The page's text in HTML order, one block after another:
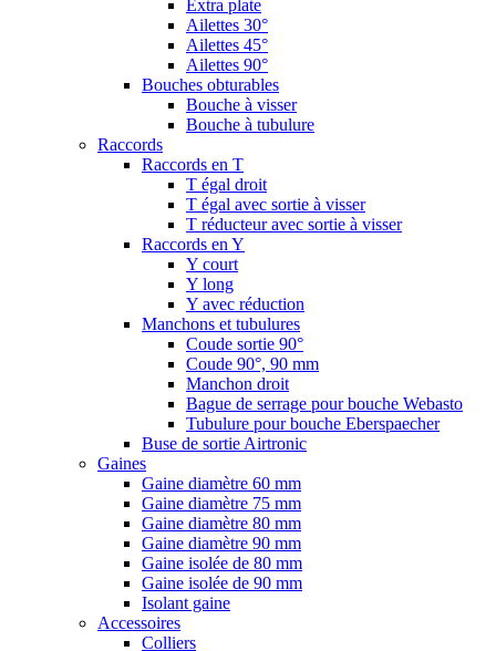
Extra plate
Ailettes 30°
Ailettes 45°
Ailettes 90°
Bouches obturables
Bouche à visser
Bouche à tubulure
Raccords
Raccords en T
T égal droit
T égal avec sortie à visser
T réducteur avec sortie à visser
Raccords en Y
Y court
Y long
Y avec réduction
Manchons et tubulures
Coude sortie 90°
Coude 90°, 90 mm
Manchon droit
Bague de serrage pour bouche Webasto
Tubulure pour bouche Eberspaecher
Buse de sortie Airtronic
Gaines
Gaine diamètre 60 mm
Gaine diamètre 75 mm
Gaine diamètre 80 mm
Gaine diamètre 90 mm
Gaine isolée de 80 mm
Gaine isolée de 90 mm
Isolant gaine
Accessoires
Colliers